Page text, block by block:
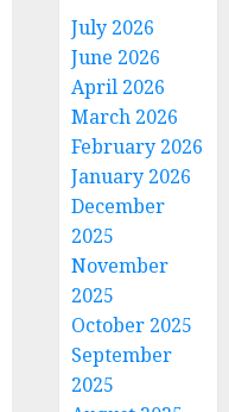
July 2026
June 2026
April 2026
March 2026
February 2026
January 2026
December
2025
November
2025
October 2025
September
2025